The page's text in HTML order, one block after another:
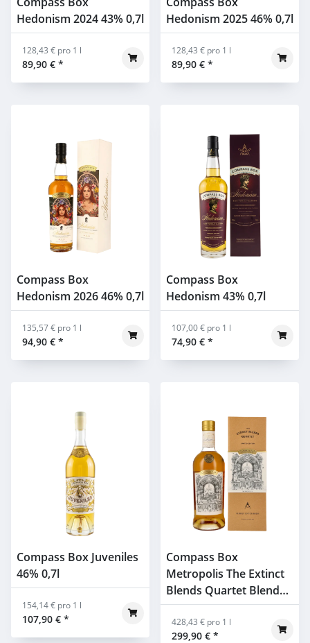
Hedonism 2024 43% 0,7l
89,90 € *
128,43 € pro 1 l
Hedonism 2025 46% 0,7l
89,90 € *
128,43 € pro 1 l
Compass Box
Hedonism 2026 46% 0,7l
94,90 € *
135,57 € pro 1 l
Compass Box
Hedonism 43% 0,7l
74,90 € *
107,00 € pro 1 l
Compass Box Juveniles
46% 0,7l
107,90 € *
154,14 € pro 1 l
Compass Box
Metropolis The Extinct
Blends Quartet Blended
Malt Scotch Whisky 49%
0,7l
299,90 € *
428,43 € pro 1 l